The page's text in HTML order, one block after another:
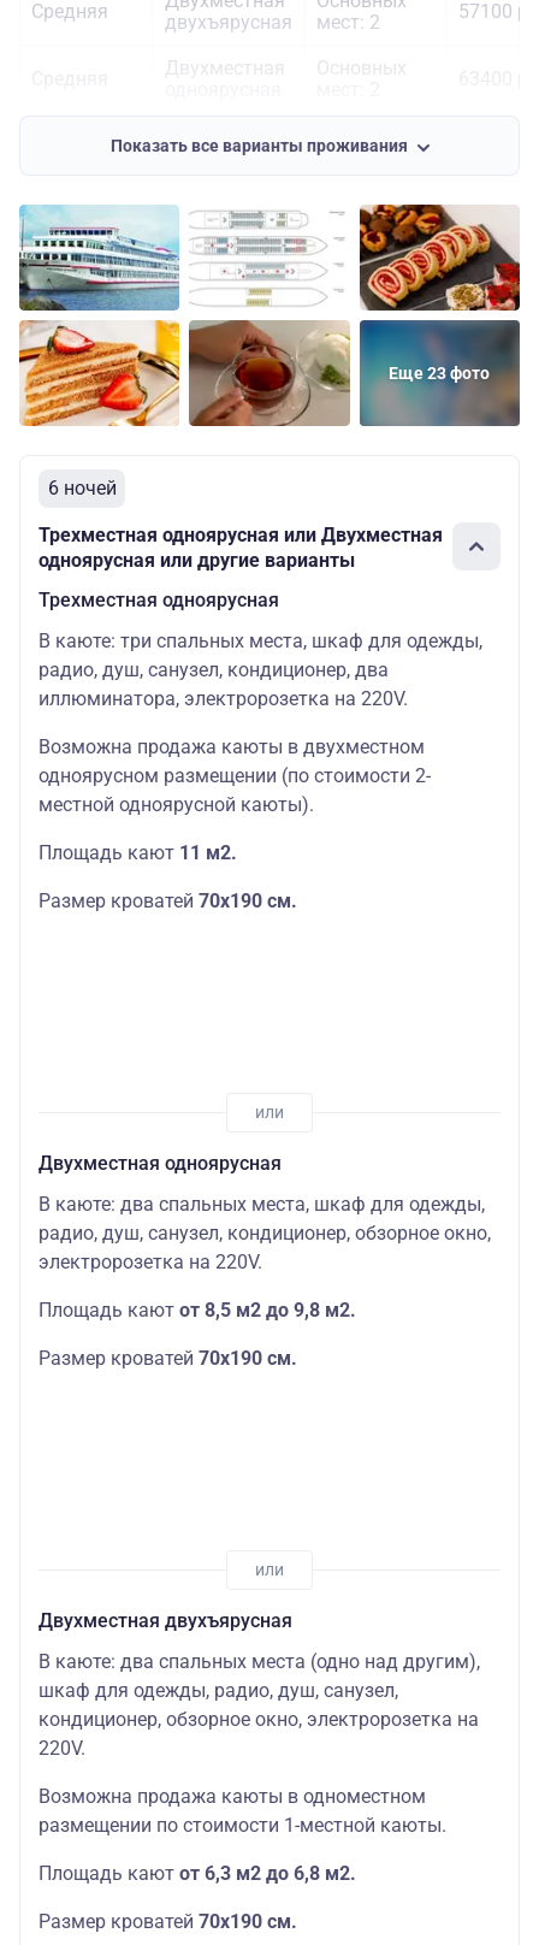
Средняя
двухъярусная
мест: 2
57100
Двухместная
Основных
Шлюпочная
одноярусная
мест: 2
Показать все варианты проживания
Еще 23 фото
6 ночей
Трехместная одноярусная или Двухместная
одноярусная или другие варианты
Трехместная одноярусная
В каюте: три спальных места, шкаф для одежды,
радио, душ, санузел, кондиционер, два
иллюминатора, электророзетка на 220V.
Возможна продажа каюты в двухместном
одноярусном размещении (по стоимости 2-
местной одноярусной каюты).
Площадь кают 11 м2.
Размер кроватей 70х190 см.
Двухместная одноярусная
В каюте: два спальных места, шкаф для одежды,
радио, душ, санузел, кондиционер, обзорное окно,
электророзетка на 220V.
Площадь кают от 8,5 м2 до 9,8 м2.
Размер кроватей 70х190 см.
Двухместная двухъярусная
В каюте: два спальных места (одно над другим),
шкаф для одежды, радио, душ, санузел,
кондиционер, обзорное окно, электророзетка на
220V.
Возможна продажа каюты в одноместном
размещении по стоимости 1-местной каюты.
Площадь кают от 6,3 м2 до 6,8 м2.
Размер кроватей 70х190 см.